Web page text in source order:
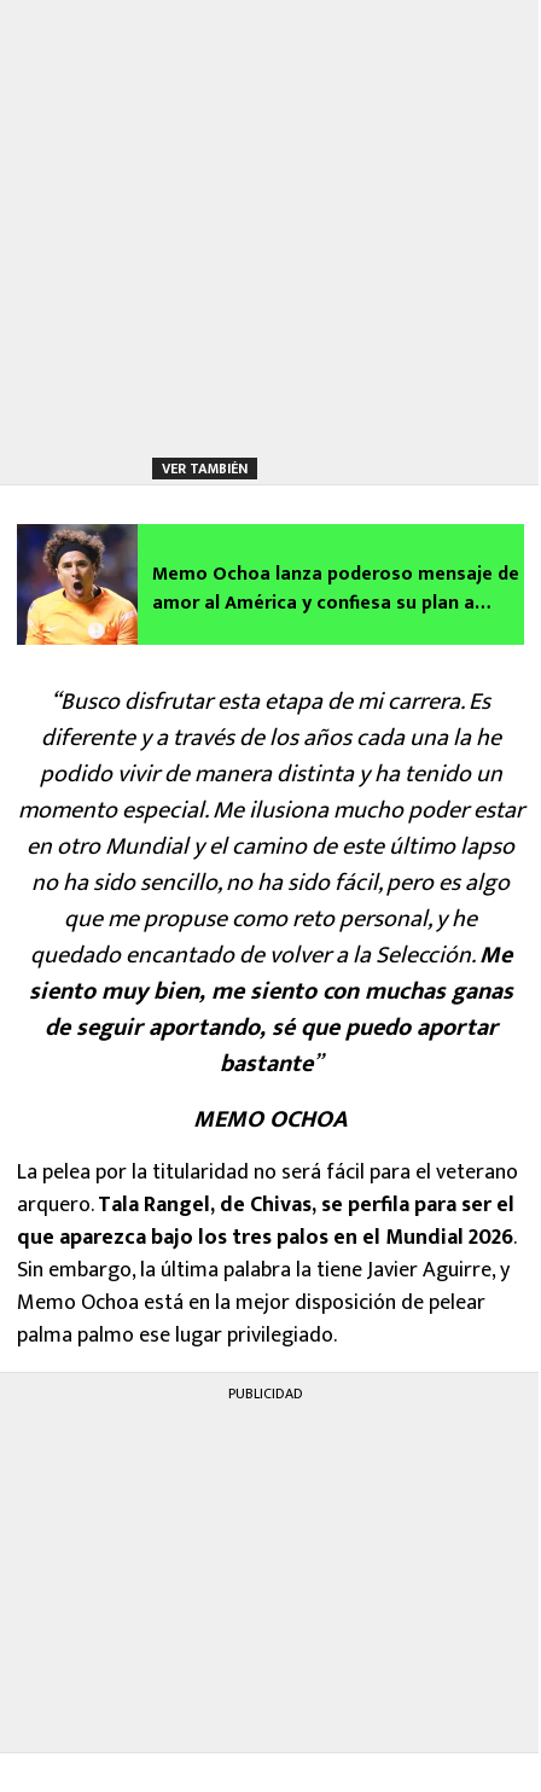
VER TAMBIÉN
Memo Ochoa lanza poderoso mensaje de
amor al América y confiesa su plan a
“Busco disfrutar esta etapa de mi carrera. Es
diferente y a través de los años cada una la he
podido vivir de manera distinta y ha tenido un
momento especial. Me ilusiona mucho poder estar
en otro Mundial y el camino de este último lapso
no ha sido sencillo, no ha sido fácil, pero es algo
que me propuse como reto personal, y he
quedado encantado de volver a la Selección.Me
siento muy bien, me siento con muchas ganas
de seguir aportando, sé que puedo aportar
bastante”
MEMO OCHOA
La pelea por la titularidad no será fácil para el veterano
arquero.Tala Rangel, de Chivas, se perfila para ser el
que aparezca bajo los tres palos en el Mundial 2026.
Sin embargo, la última palabra la tiene Javier Aguirre, y
Memo Ochoa está en la mejor disposición de pelear
palma palmo ese lugar privilegiado.
PUBLICIDAD